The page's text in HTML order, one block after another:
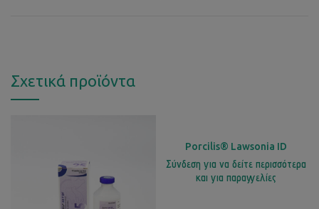
Σχετικά προϊόντα
Porcilis® Lawsonia ID
Σύνδεση για να δείτε περισσότερα
και για παραγγελίες